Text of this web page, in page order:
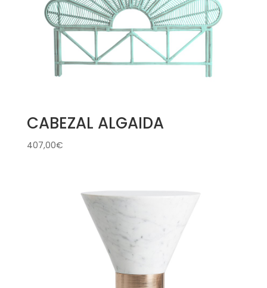
CABEZAL ALGAIDA
407,00€